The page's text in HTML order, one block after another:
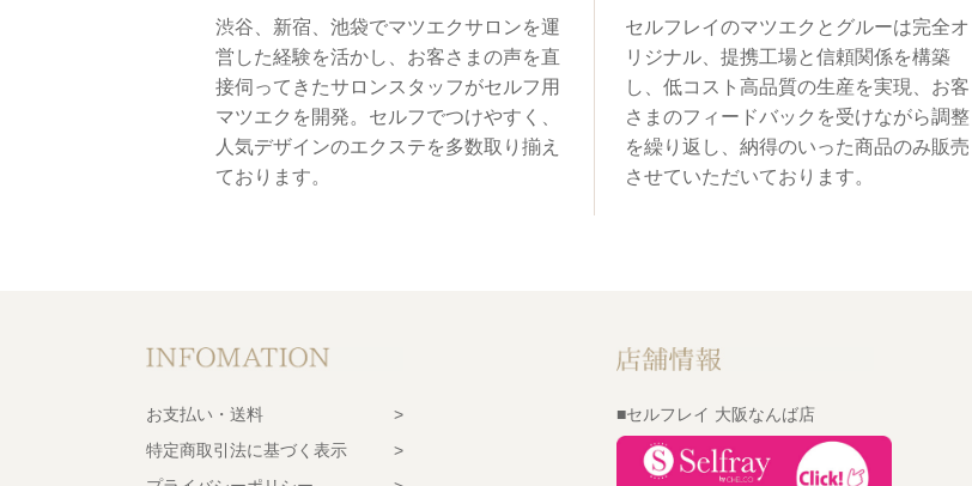
渋谷、新宿、池袋でマツエクサロンを運
営した経験を活かし、お客さまの声を直
接伺ってきたサロンスタッフがセルフ用
マツエクを開発。セルフでつけやすく、
人気デザインのエクステを多数取り揃え
ております。
セルフレイのマツエクとグルーは完全オ
リジナル、提携工場と信頼関係を構築
し、低コスト高品質の生産を実現、お客
さまのフィードバックを受けながら調整
を繰り返し、納得のいった商品のみ販売
させていただいております。
お支払い・送料
特定商取引法に基づく表示
■セルフレイ 大阪なんば店